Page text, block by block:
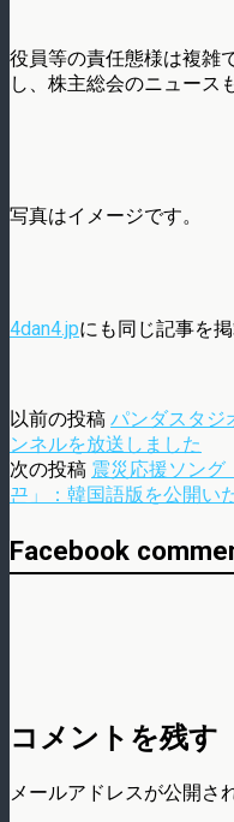
役員等の責任態様は複雑
し、株主総会のニュース
写真はイメージです。
4dan4.jpにも同じ記事を掲
以前の投稿 パンダスタジ
ンネルを放送しました
次の投稿 震災応援ソング
끈」：韓国語版を公開い
Facebook
コメントを残す
メールアドレスが公開さ